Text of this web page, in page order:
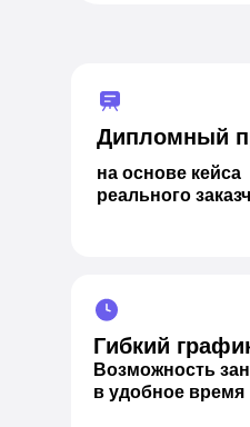
Гибкий
Возможность
в удобное время
Дипломный
на основе кейса
реального